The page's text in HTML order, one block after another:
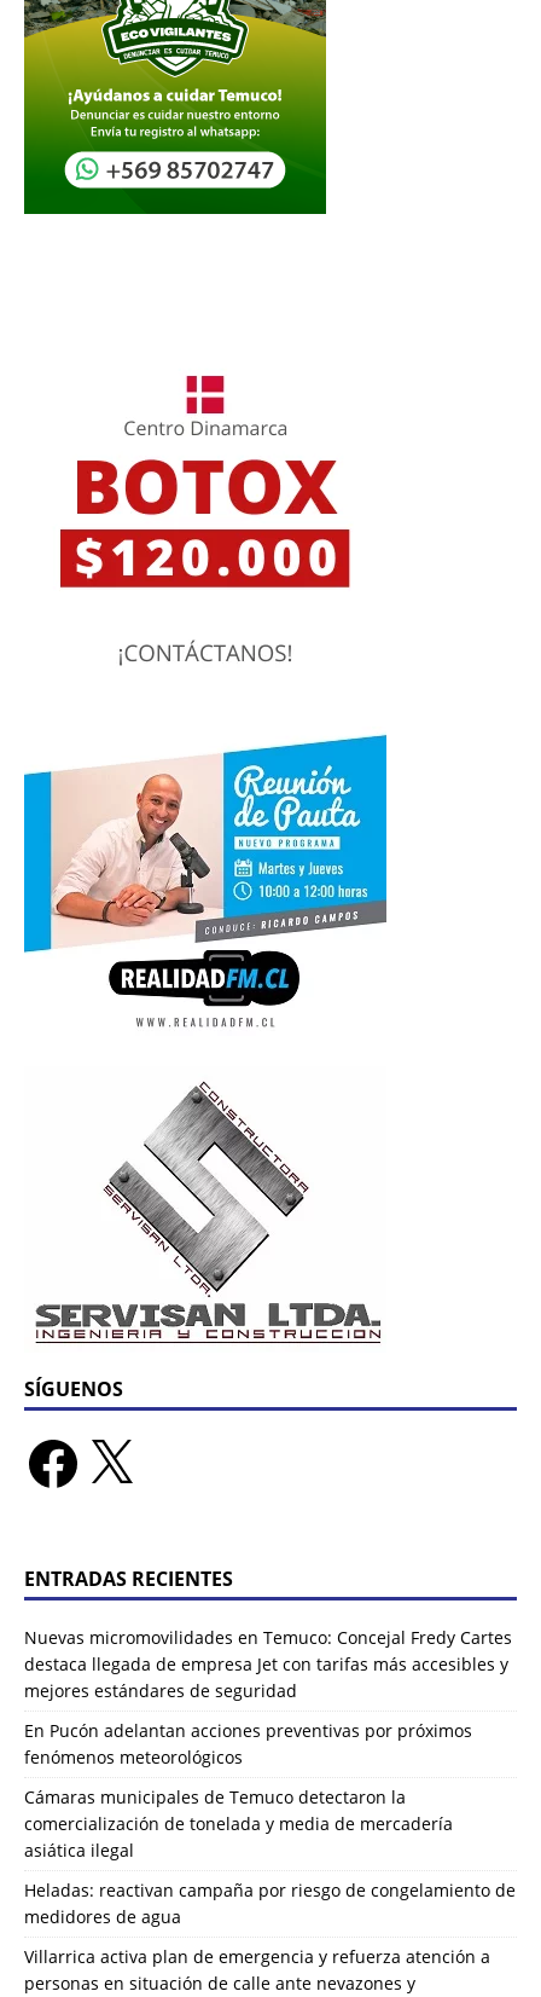
SÍGUENOS
ENTRADAS RECIENTES
Nuevas micromovilidades en Temuco: Concejal Fredy Cartes
destaca llegada de empresa Jet con tarifas más accesibles y
mejores estándares de seguridad
En Pucón adelantan acciones preventivas por próximos
fenómenos meteorológicos
Cámaras municipales de Temuco detectaron la
comercialización de tonelada y media de mercadería
asiática ilegal
Heladas: reactivan campaña por riesgo de congelamiento de
medidores de agua
Villarrica activa plan de emergencia y refuerza atención a
personas en situación de calle ante nevazones y